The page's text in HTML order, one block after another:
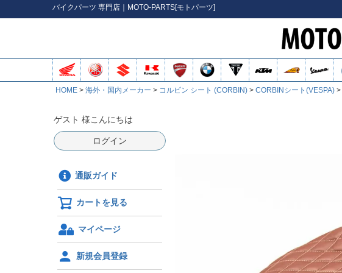
バイクパーツ 専門店｜MOTO-PARTS[モトパーツ]
HOME 海外・国内メーカー コルビン シート (CORBIN) CORBINシート(VESPA)
ゲスト 様こんにちは
ログイン
通販ガイド
カートを見る
マイページ
新規会員登録